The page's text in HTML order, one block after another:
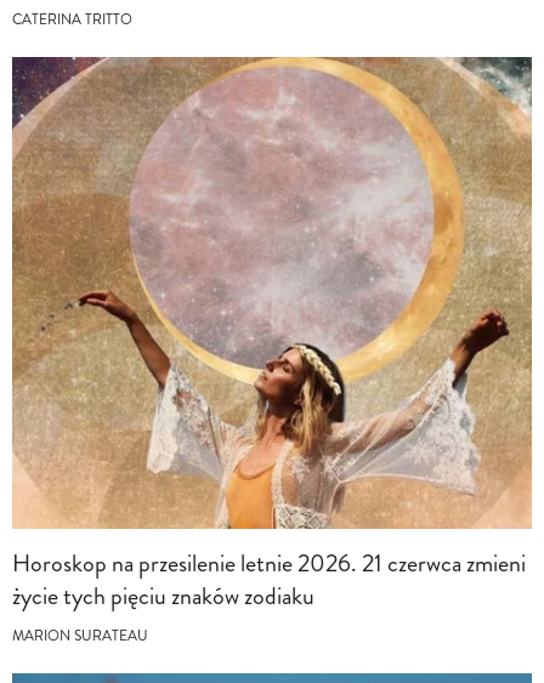
CATERINA TRITTO
Horoskop na przesilenie letnie 2026. 21 czerwca zmieni
życie tych pięciu znaków zodiaku
MARION SURATEAU